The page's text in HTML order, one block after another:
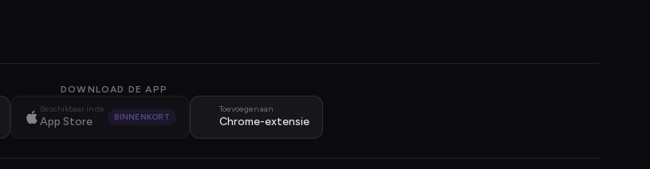
DOWNLOAD DE APP
Beschikbaar in de
App Store BINNENKORT
Toevoegen aan
Chrome-extensie